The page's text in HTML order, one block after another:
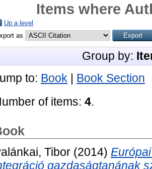
Items where
Up a level
as
Group by:
to: Book | Book Section
of items: 4.
Tibor (2014)
gazdaságtanának